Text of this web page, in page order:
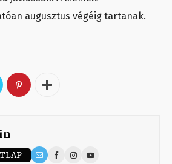
augusztus végéig tartanak.